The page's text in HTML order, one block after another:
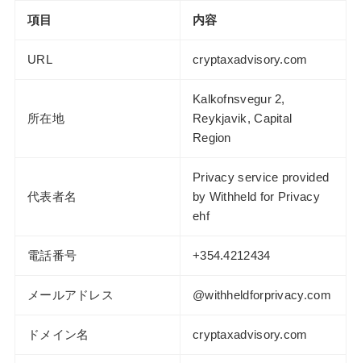
項目 内容
URL cryptaxadvisory.com
所在地
Kalkofnsvegur 2,
Reykjavik, Capital
Region
代表者名
Privacy service provided
by Withheld for Privacy
ehf
電話番号 +354.4212434
メールアドレス @withheldforprivacy.com
ドメイン名 cryptaxadvisory.com